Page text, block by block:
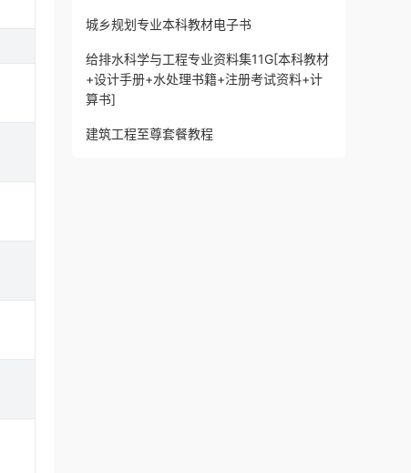
城乡规划专业本科教材电子书
给排水科学与工程专业资料集11G[本科教材
+设计手册+水处理书籍+注册考试资料+计
算书]
建筑工程至尊套餐教程